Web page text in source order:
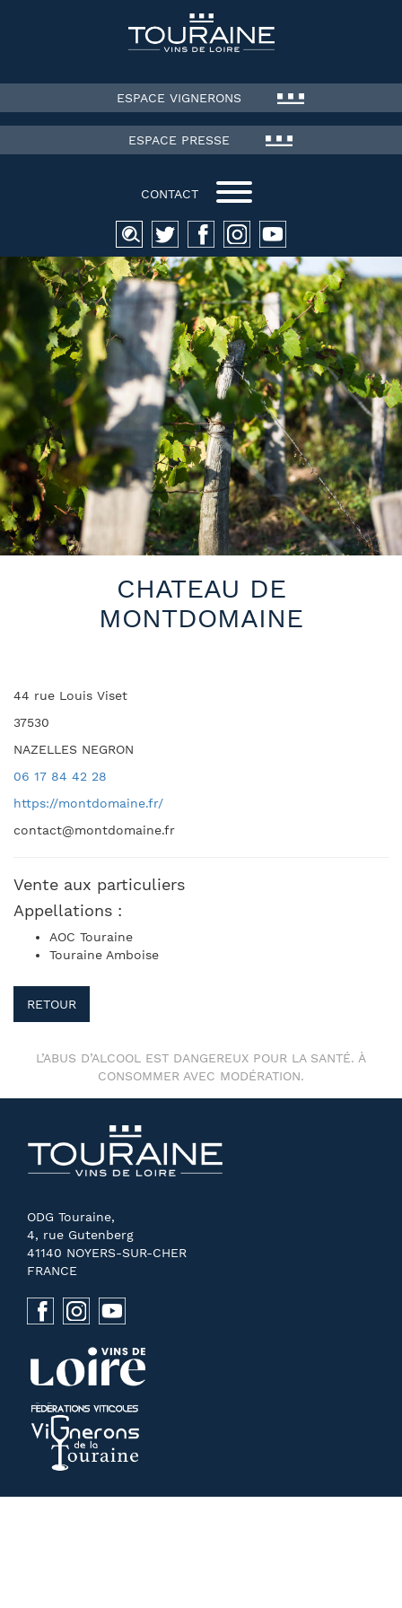
ESPACE VIGNERONS
ESPACE PRESSE
CONTACT
Recherche
pour :
CHATEAU DE
MONTDOMAINE
44 rue Louis Viset
37530
NAZELLES NEGRON
06 17 84 42 28
https://montdomaine.fr/
contact@montdomaine.fr
Vente aux particuliers
Appellations :
AOC Touraine
Touraine Amboise
RETOUR
L’ABUS D’ALCOOL EST DANGEREUX POUR LA SANTÉ. À
CONSOMMER AVEC MODÉRATION.
ODG Touraine,
4, rue Gutenberg
41140 NOYERS-SUR-CHER
FRANCE